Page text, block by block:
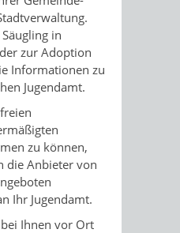
in
zur Adoption
Informationen zu
Jugendamt.
zu können,
die Anbieter von
Ihr Jugendamt.
bei Ihnen vor Ort